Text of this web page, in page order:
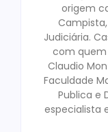
origem
Judiciária.
com quem
Claudio
Faculdade
Publica e
especialista